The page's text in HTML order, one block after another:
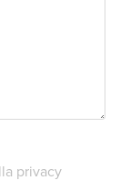
privacy